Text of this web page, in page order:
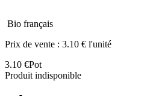
Bio français
Prix de vente : 3.10 € l'unité
3.10 €Pot
Produit indisponible